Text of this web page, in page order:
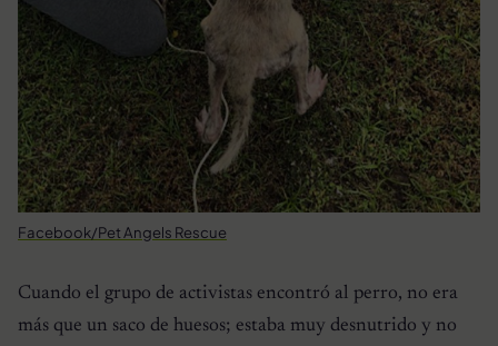
Facebook/Pet Angels Rescue
Cuando el grupo de activistas encontró al perro, no era
más que un saco de huesos; estaba muy desnutrido y no